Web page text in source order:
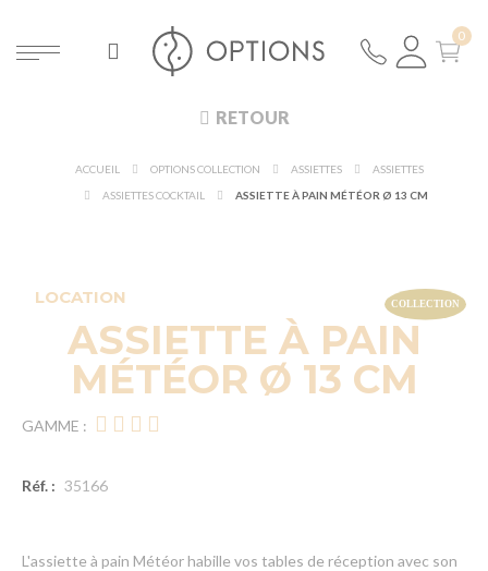
RETOUR
ACCUEIL OPTIONS COLLECTION ASSIETTES
ASSIETTES
ASSIETTES COCKTAIL
ASSIETTE À PAIN MÉTÉOR Ø 13 CM
LOCATION
ASSIETTE À PAIN
MÉTÉOR Ø 13 CM
GAMME :
Réf. : 35166
L'assiette à pain Météor habille vos tables de réception avec son